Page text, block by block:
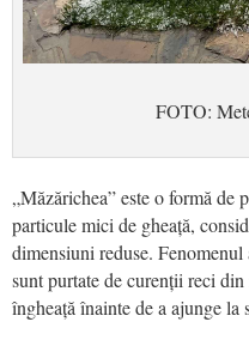
FOTO:
„Măzărichea” este o formă de
particule mici de gheață,
dimensiuni reduse.
sunt purtate de curenții reci
îngheață înainte de a ajunge la